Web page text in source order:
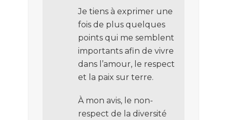
Je tiens à exprimer une
fois de plus quelques
points qui me semblent
importants afin de vivre
dans l’amour, le respect
et la paix sur terre.
À mon avis, le non-
respect de la diversité